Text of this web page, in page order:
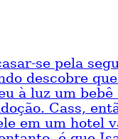
se pela
descobre
à luz um
Cass,
em um hotel